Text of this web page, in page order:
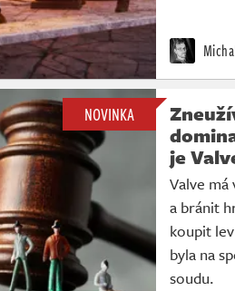
NOVINKA
je
Valve
a bránit
koupit
byla na
soudu.